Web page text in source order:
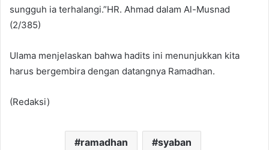
sungguh ia terhalangi.”HR. Ahmad dalam Al-Musnad
(2/385)
Ulama menjelaskan bahwa hadits ini menunjukkan kita
harus bergembira dengan datangnya Ramadhan.
(Redaksi)
ramadhan syaban